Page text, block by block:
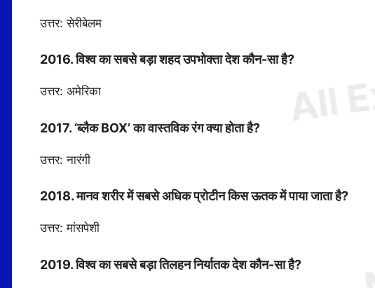
उत्तर: सेरीबेलम
2016. विश्व का सबसे बड़ा शहद उपभोक्ता देश कौन-सा है?
उत्तर: अमेरिका
2017. ‘ब्लैक BOX’ का वास्तविक रंग क्या होता है?
उत्तर: नारंगी
2018. मानव शरीर में सबसे अधिक प्रोटीन किस ऊतक में पाया जाता है?
उत्तर: मांसपेशी
2019. विश्व का सबसे बड़ा तिलहन निर्यातक देश कौन-सा है?